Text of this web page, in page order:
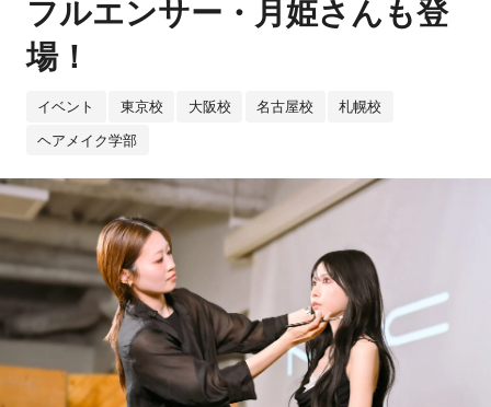
フルエンサー・月姫さんも登
場！
イベント 東京校 大阪校 名古屋校 札幌校
ヘアメイク学部